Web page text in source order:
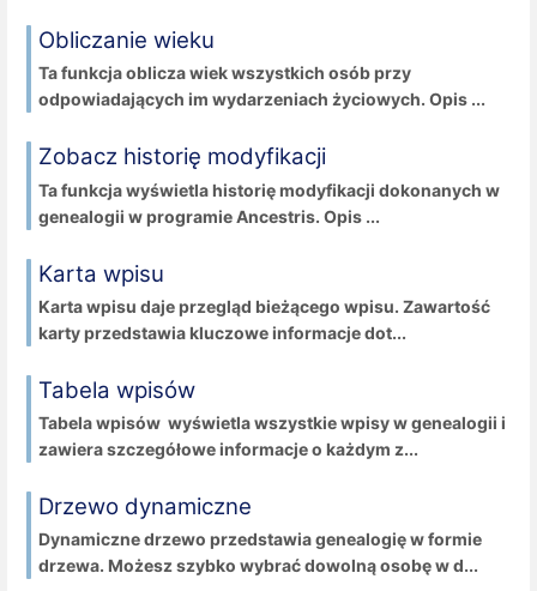
Obliczanie wieku
Ta funkcja oblicza wiek wszystkich osób przy
odpowiadających im wydarzeniach życiowych. Opis ...
Zobacz historię modyfikacji
Ta funkcja wyświetla historię modyfikacji dokonanych w
genealogii w programie Ancestris. Opis ...
Karta wpisu
Karta wpisu daje przegląd bieżącego wpisu. Zawartość
karty przedstawia kluczowe informacje dot...
Tabela wpisów
Tabela wpisów wyświetla wszystkie wpisy w genealogii i
zawiera szczegółowe informacje o każdym z...
Drzewo dynamiczne
Dynamiczne drzewo przedstawia genealogię w formie
drzewa. Możesz szybko wybrać dowolną osobę w d...